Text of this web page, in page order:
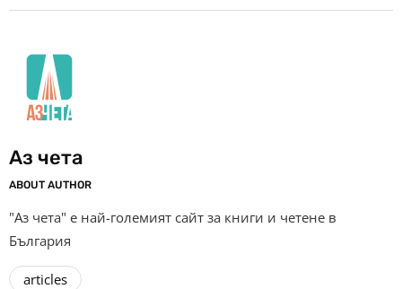
Аз чета
ABOUT AUTHOR
"Аз чета" е най-големият сайт за книги и четене в
България
articles